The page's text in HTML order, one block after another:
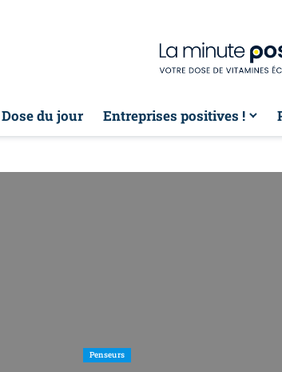
Dose du jour Entreprises positives !
Penseurs